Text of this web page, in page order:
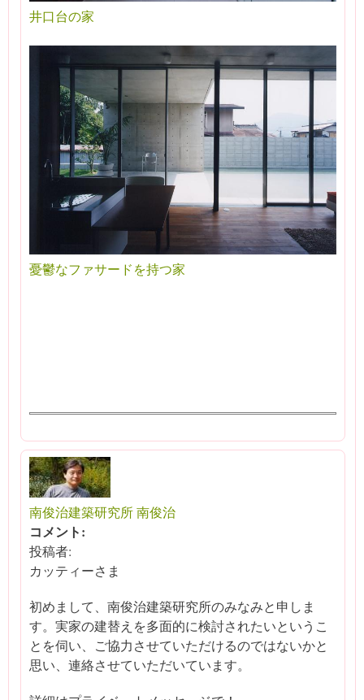
井口台の家
憂鬱なファサードを持つ家
南俊治建築研究所 南俊治
コメント:
投稿者:
カッティーさま
初めまして、南俊治建築研究所のみなみと申しま
す。実家の建替えを多面的に検討されたいというこ
とを伺い、ご協力させていただけるのではないかと
思い、連絡させていただいています。